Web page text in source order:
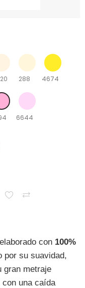
288 4674
6644
con 100%
por su suavidad,
gran metraje
una caída